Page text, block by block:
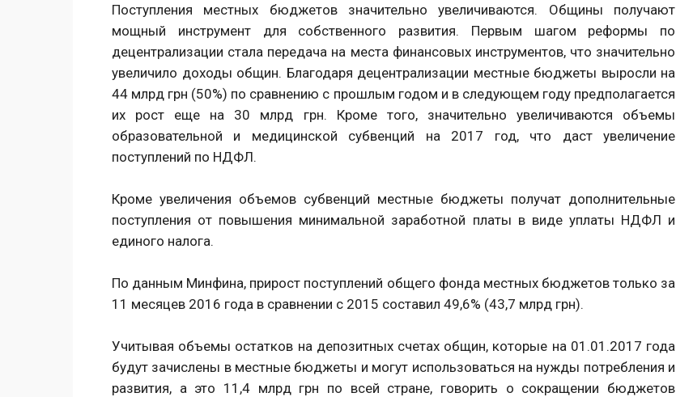
Поступления местных бюджетов значительно увеличиваются. Общины получают
мощный инструмент для собственного развития. Первым шагом реформы по
децентрализации стала передача на места финансовых инструментов, что значительно
увеличило доходы общин. Благодаря децентрализации местные бюджеты выросли на
44 млрд грн (50%) по сравнению с прошлым годом и в следующем году предполагается
их рост еще на 30 млрд грн. Кроме того, значительно увеличиваются объемы
образовательной и медицинской субвенций на 2017 год, что даст увеличение
поступлений по НДФЛ.
Кроме увеличения объемов субвенций местные бюджеты получат дополнительные
поступления от повышения минимальной заработной платы в виде уплаты НДФЛ и
единого налога.
По данным Минфина, прирост поступлений общего фонда местных бюджетов только за
11 месяцев 2016 года в сравнении с 2015 составил 49,6% (43,7 млрд грн).
Учитывая объемы остатков на депозитных счетах общин, которые на 01.01.2017 года
будут зачислены в местные бюджеты и могут использоваться на нужды потребления и
развития, а это 11,4 млрд грн по всей стране, говорить о сокращении бюджетов